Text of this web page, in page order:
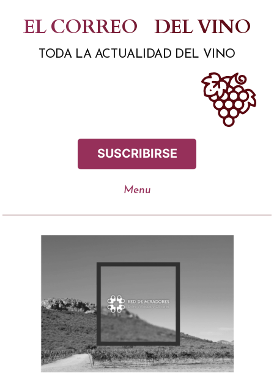
contenido
EL CORREO DEL VINO
TODA LA ACTUALIDAD DEL VINO
SUSCRIBIRSE